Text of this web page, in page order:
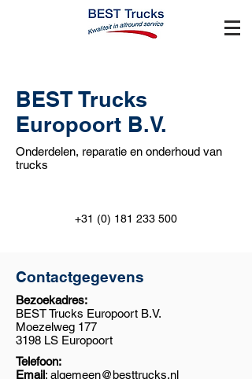
BEST Trucks
Europoort B.V.
Onderdelen, reparatie en onderhoud van
trucks
+31 (0) 181 233 500
Contactgegevens
Bezoekadres:
BEST Trucks Europoort B.V.
Moezelweg 177
3198 LS Europoort
Telefoon:
Email: algemeen@besttrucks.nl